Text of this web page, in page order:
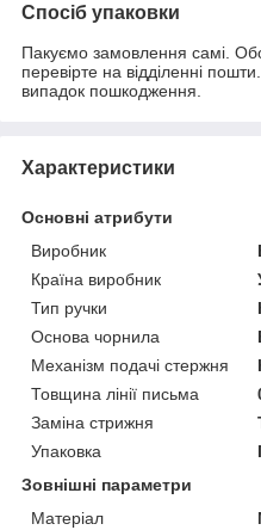
Спосіб упаковки
Пакуємо замовлення самі.
перевірте на відділенні
випадок пошкодження.
Характеристики
Основні атрибути
Виробник
Країна виробник
Тип ручки
Основа чорнила
Механізм подачі стержня
Товщина лінії письма
Заміна стрижня
Упаковка
Зовнішні параметри
Матеріал